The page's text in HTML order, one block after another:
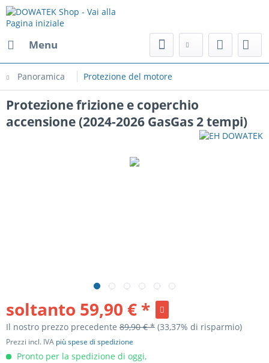
Menu
Panoramica Protezione del motore
Protezione frizione e coperchio
accensione (2024-2026 GasGas 2 tempi)
soltanto 59,90 € *
Il nostro prezzo precedente 89,90 € * (33,37% di risparmio)
Prezzi incl. IVA più spese di spedizione
Pronto per la spedizione di oggi,